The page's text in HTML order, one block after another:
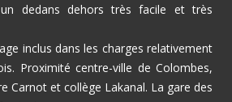
dedans dehors très facile et très
inclus dans les charges relativement
Proximité centre-ville de Colombes,
Carnot et collège Lakanal. La gare des